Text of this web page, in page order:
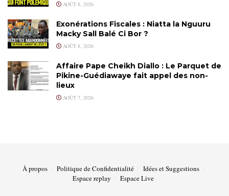
AOÛT 8, 2026
Exonérations Fiscales : Niatta la Nguuru
Macky Sall Balé Ci Bor ?
AOÛT 8, 2026
Affaire Pape Cheikh Diallo : Le Parquet de
Pikine-Guédiawaye fait appel des non-
lieux
AOÛT 7, 2026
À propos Politique de Confidentialité
Idées et Suggestions
Espace replay
Espace Live